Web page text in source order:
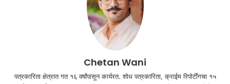
Chetan Wani
पत्रकारिता क्षेत्रात गत १६ वर्षांपासून कार्यरत. शोध पत्रकारिता, क्राईम रिपोर्टींगचा १५